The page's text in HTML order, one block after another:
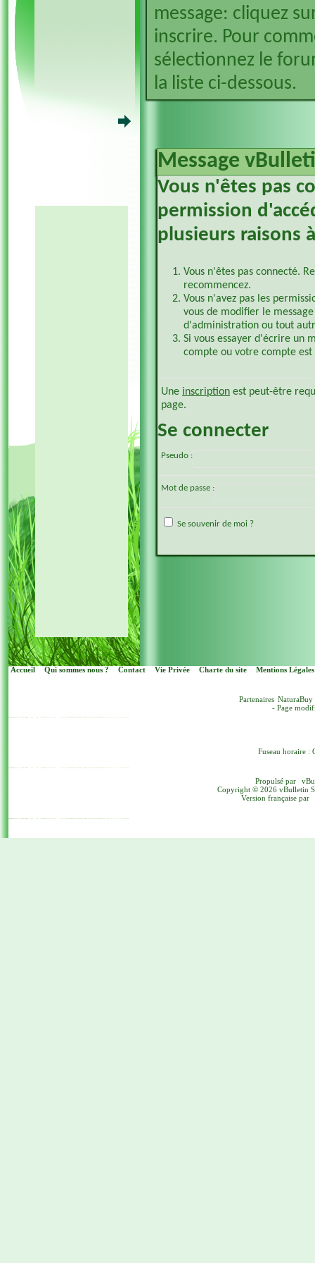
message: cliquez
inscrire. Pour
sélectionnez le
la liste ci-dessous.
Message
Vous n'êtes pas
permission
plusieurs raisons
Vous n'êtes pas connecté.
recommencez.
Vous n'avez pas les
vous de modifier le
d'administration ou tout
Si vous essayer d'écrire un
compte ou votre compte
Une inscription est peut-être
page.
Se connecter
Pseudo :
Mot de passe :
Se souvenir de moi ?
Accueil Qui sommes nous ? Contact Vie Privée Charte du site Mentions Légales
Partenaires NaturaBuy
- Page
Fuseau horaire :
Propulsé par
Copyright © 2026 vBulletin
Version française par